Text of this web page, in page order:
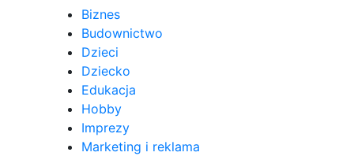
Biznes
Budownictwo
Dzieci
Dziecko
Edukacja
Hobby
Imprezy
Marketing i reklama